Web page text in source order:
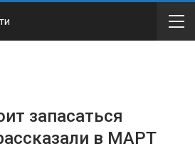
запасаться
в МАРТ